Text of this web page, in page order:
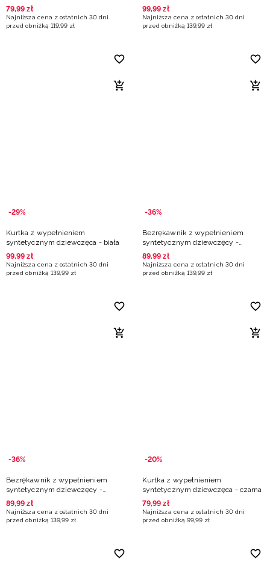
fioletowy
79,99 zł
Najniższa cena z ostatnich 30 dni
przed obniżką 119,99 zł
99,99 zł
Najniższa cena z ostatnich 30 dni
przed obniżką 139,99 zł
-29%
Kurtka z wypełnieniem
syntetycznym dziewczęca - biała
99,99 zł
Najniższa cena z ostatnich 30 dni
przed obniżką 139,99 zł
-36%
Bezrękawnik z wypełnieniem
syntetycznym dziewczęcy -
beżowy
89,99 zł
Najniższa cena z ostatnich 30 dni
przed obniżką 139,99 zł
-36%
Bezrękawnik z wypełnieniem
syntetycznym dziewczęcy -
fioletowy
89,99 zł
Najniższa cena z ostatnich 30 dni
przed obniżką 139,99 zł
-20%
Kurtka z wypełnieniem
syntetycznym dziewczęca - czarna
79,99 zł
Najniższa cena z ostatnich 30 dni
przed obniżką 99,99 zł